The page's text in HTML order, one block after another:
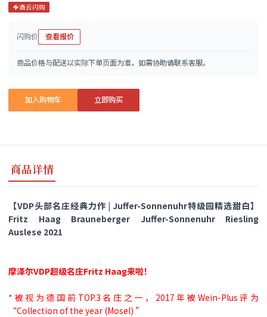
酒云闪购
闪购价 查看报价
商品价格与配送以实际下单页面为准，如需协助请联系客服。
加入购物车 立即购买
商品详情
【VDP头部名庄经典力作 | Juffer-Sonnenuhr特级园精选甜白】
Fritz Haag Brauneberger Juffer-Sonnenuhr Riesling
Auslese 2021
摩泽尔VDP超级名庄Fritz Haag来啦！
*被视为德国前TOP.3名庄之一，2017年被Wein-Plus评为
“Collection of the year (Mosel) ”